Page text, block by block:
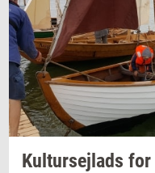
Kul­tur­sejlads for